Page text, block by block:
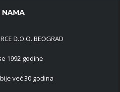
NAMA
D.O.O. BEOGRAD
1992 godine
već 30 godina